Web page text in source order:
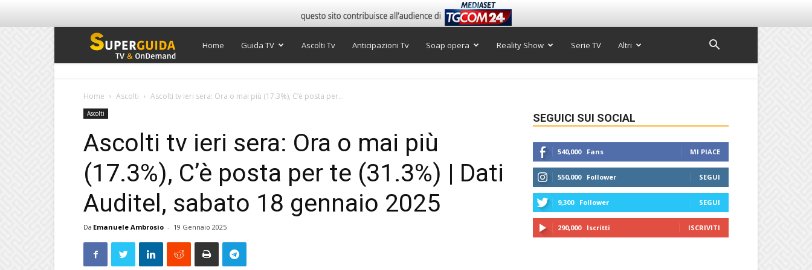
Super
Home Guida TV Ascolti Tv Anticipazioni Tv Soap opera Reality Show Serie TV Altri
Home Ascolti Ascolti tv ieri sera: Ora o mai più (17.3%), C’è posta per...
Ascolti
Ascolti tv ieri sera: Ora o mai più
(17.3%), C’è posta per te (31.3%) | Dati
Auditel, sabato 18 gennaio 2025
Da Emanuele Ambrosio - 19 Gennaio 2025
SEGUICI SUI SOCIAL
540,000 Fans MI PIACE
550,000 Follower SEGUI
9,300 Follower SEGUI
290,000 Iscritti ISCRIVITI